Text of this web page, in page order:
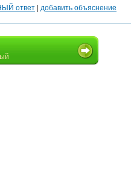
ответ добавить объяснение